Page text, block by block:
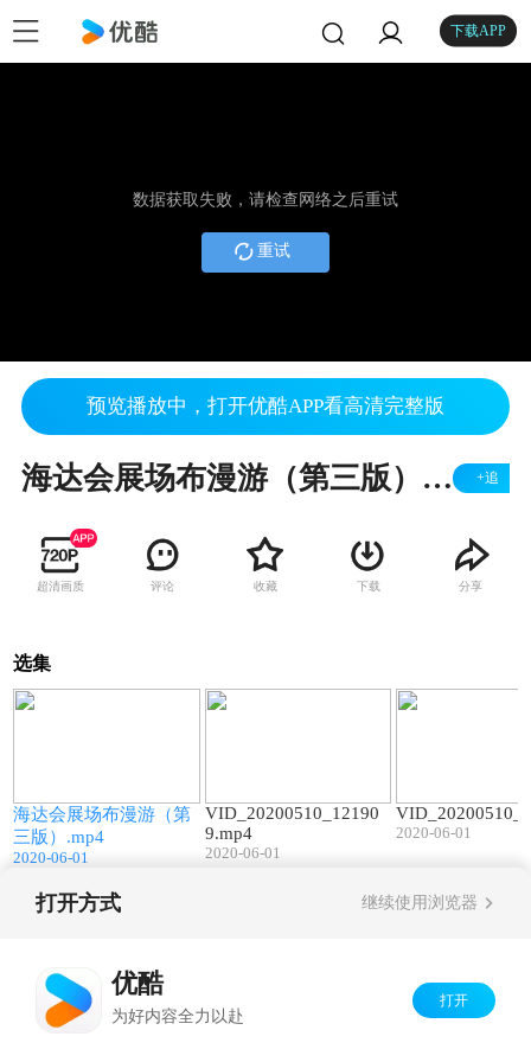
下载APP
数据获取失败，请检查网络之后重试
重试
预览播放中，打开优酷APP看高清完整版
海达会展场布漫游（第三版）.mp4 +追
超清画质 评论 收藏 下载 分享
选集
海达会展场布漫游（第
三版）.mp4
2020-06-01
VID_20200510_12190
9.mp4
2020-06-01
2020-06-01
打开方式 继续使用浏览器
优酷
为好内容全力以赴
打开